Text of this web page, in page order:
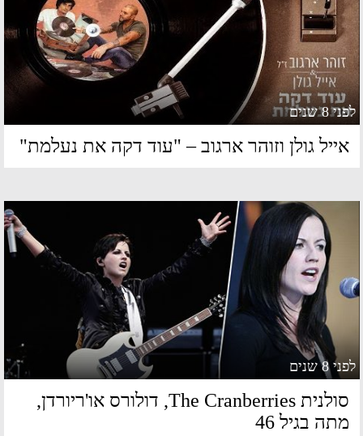
8 שנים
גולן וזוהר ארגוב – "עוד דקה את נעלמת"
8 שנים
סולנית The Cranberries, דולורס או'ריורדן,
בגיל 46